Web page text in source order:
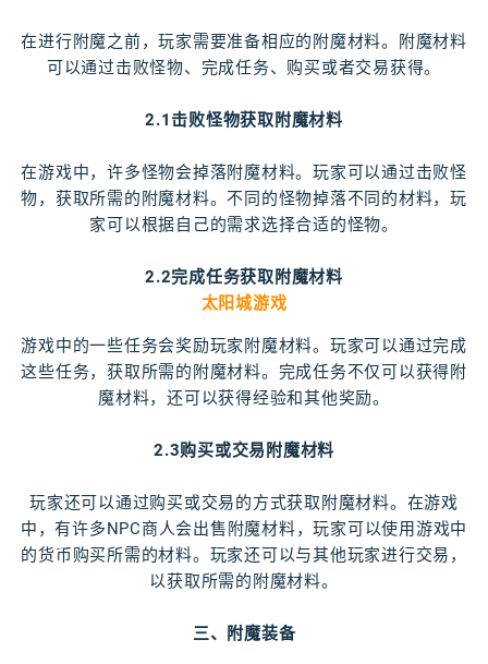
在进行附魔之前，玩家需要准备相应的附魔材料。附魔材料
可以通过击败怪物、完成任务、购买或者交易获得。
2.1击败怪物获取附魔材料
在游戏中，许多怪物会掉落附魔材料。玩家可以通过击败怪
物，获取所需的附魔材料。不同的怪物掉落不同的材料，玩
家可以根据自己的需求选择合适的怪物。
2.2完成任务获取附魔材料
太阳城游戏
游戏中的一些任务会奖励玩家附魔材料。玩家可以通过完成
这些任务，获取所需的附魔材料。完成任务不仅可以获得附
魔材料，还可以获得经验和其他奖励。
2.3购买或交易附魔材料
玩家还可以通过购买或交易的方式获取附魔材料。在游戏
中，有许多NPC商人会出售附魔材料，玩家可以使用游戏中
的货币购买所需的材料。玩家还可以与其他玩家进行交易，
以获取所需的附魔材料。
三、附魔装备